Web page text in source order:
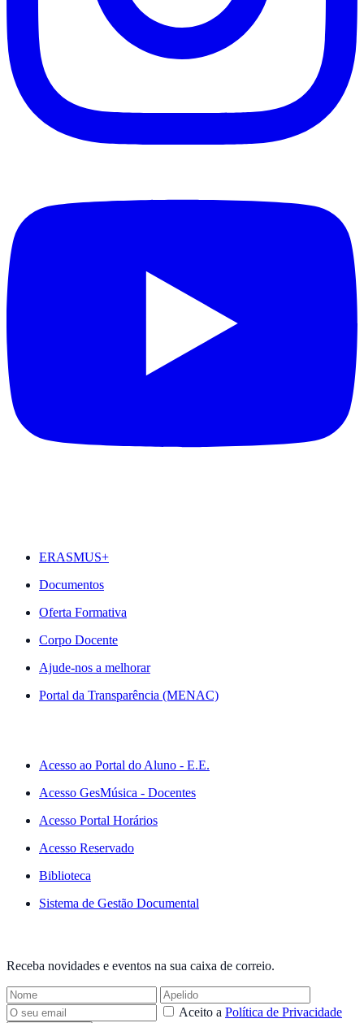
ERASMUS+
Documentos
Oferta Formativa
Corpo Docente
Ajude-nos a melhorar
Portal da Transparência (MENAC)
Acesso ao Portal do Aluno - E.E.
Acesso GesMúsica - Docentes
Acesso Portal Horários
Acesso Reservado
Biblioteca
Sistema de Gestão Documental
Receba novidades e eventos na sua caixa de correio.
Aceito a Política de Privacidade